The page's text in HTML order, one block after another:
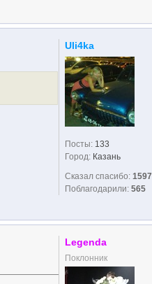
Uli4ka
Посты: 133
Город: Казань
Сказал спасибо: 1597
Поблагодарили: 565
Legenda
Поклонник